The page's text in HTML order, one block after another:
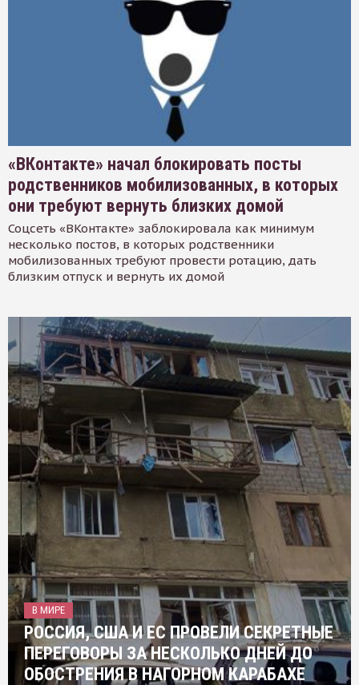
«ВКонтакте» начал блокировать посты
родственников мобилизованных, в которых
они требуют вернуть близких домой
Соцсеть «ВКонтакте» заблокировала как минимум
несколько постов, в которых родственники
мобилизованных требуют провести ротацию, дать
близким отпуск и вернуть их домой
В МИРЕ
РОССИЯ, США И ЕС ПРОВЕЛИ СЕКРЕТНЫЕ
ПЕРЕГОВОРЫ ЗА НЕСКОЛЬКО ДНЕЙ ДО
ОБОСТРЕНИЯ В НАГОРНОМ КАРАБАХЕ